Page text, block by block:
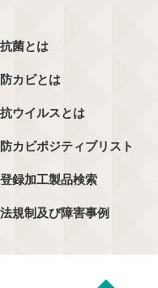
抗菌とは
防カビとは
抗ウイルスとは
防カビポジティブリスト
登録加工製品検索
法規制及び障害事例